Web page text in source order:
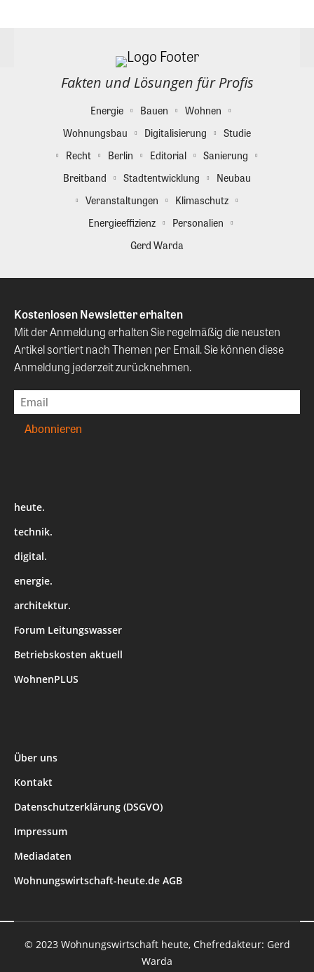
Fakten und Lösungen für Profis
Energie Bauen
Wohnen
Wohnungsbau
Digitalisierung
Studie
Recht
Berlin Editorial
Sanierung
Breitband
Stadtentwicklung
Neubau
Veranstaltungen
Klimaschutz
Energieeffizienz
Personalien
Gerd Warda
Kostenlosen Newsletter erhalten
Mit der Anmeldung erhalten Sie regelmäßig die neusten
Artikel sortiert nach Themen per Email. Sie können diese
Anmeldung jederzeit zurücknehmen.
heute.
technik.
digital.
energie.
architektur.
Forum Leitungswasser
Betriebskosten aktuell
WohnenPLUS
Über uns
Kontakt
Datenschutzerklärung (DSGVO)
Impressum
Mediadaten
Wohnungswirtschaft-heute.de AGB
© 2023 Wohnungswirtschaft heute, Chefredakteur: Gerd
Warda